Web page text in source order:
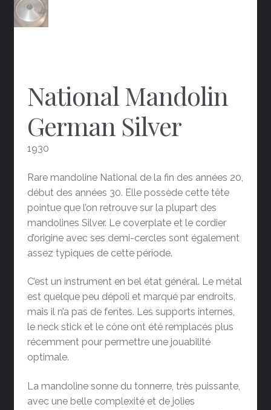
National Mandolin
German Silver
1930
Rare mandoline National de la fin des années 20,
début des années 30. Elle possède cette tête
pointue que l’on retrouve sur la plupart des
mandolines Silver. Le coverplate et le cordier
d’origine avec ses demi-cercles sont également
assez typiques de cette période.
C’est un instrument en bel état général. Le métal
est quelque peu dépoli et marqué par endroits,
mais il n’a pas de fentes. Les supports internes,
le neck stick et le cône ont été remplacés plus
récemment pour permettre une jouabilité
optimale.
La mandoline sonne du tonnerre, très puissante,
avec une belle complexité et de jolies